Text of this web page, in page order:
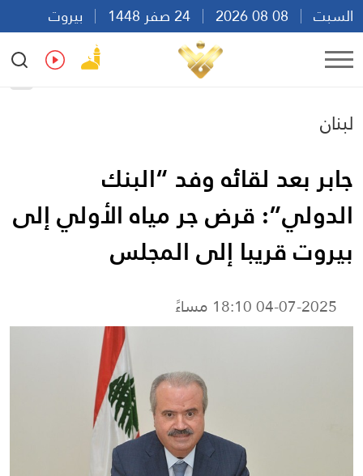
السبت
بيروت
19:57
Ar
لبنان
جابر بعد لقائه وفد “البنك
الدولي”: قرض جر مياه الأولي إلى
بيروت قريبا إلى المجلس
04-07-2025 18:10 مساءً